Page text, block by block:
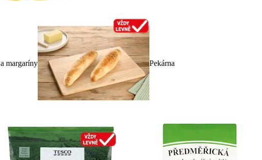
margaríny Pekárna